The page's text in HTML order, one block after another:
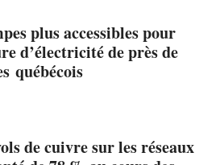
plus accessibles pour
d’électricité de près de
québécois
de cuivre sur les réseaux